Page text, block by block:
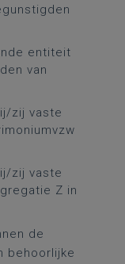
entiteit
van
zij vaste
zij vaste
Z in
de
behoorlijke